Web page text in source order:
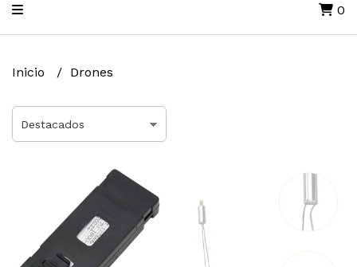
0
Inicio Drones